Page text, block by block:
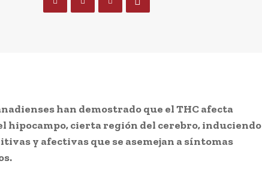
han demostrado que el THC afecta
hipocampo, cierta región del cerebro, induciendo
y afectivas que se asemejan a síntomas